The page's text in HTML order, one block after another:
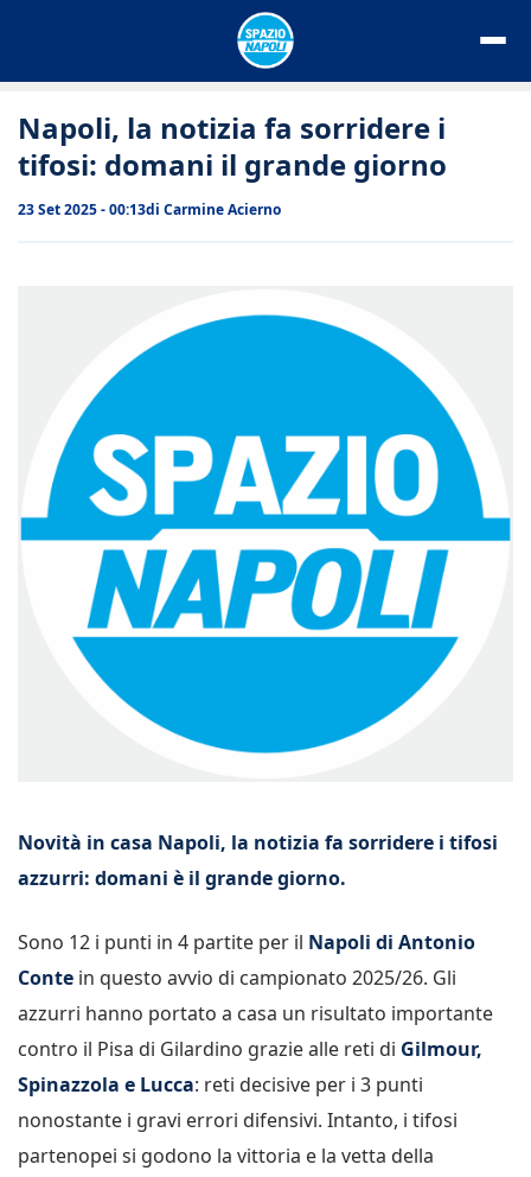
Napoli, la notizia fa sorridere i
tifosi: domani il grande giorno
23 Set 2025 - 00:13di Carmine Acierno
Novità in casa Napoli, la notizia fa sorridere i tifosi
azzurri: domani è il grande giorno.
Sono 12 i punti in 4 partite per il Napoli di Antonio
Conte in questo avvio di campionato 2025/26. Gli
azzurri hanno portato a casa un risultato importante
contro il Pisa di Gilardino grazie alle reti di Gilmour,
Spinazzola e Lucca: reti decisive per i 3 punti
nonostante i gravi errori difensivi. Intanto, i tifosi
partenopei si godono la vittoria e la vetta della